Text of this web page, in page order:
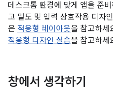
데스크톱 환경에 맞게 앱을 준
고 밀도 및 입력 상호작용 디자
은 적응형 레이아웃을 참고하세
적응형 디자인 실습을 참고하세
창에서 생각하기